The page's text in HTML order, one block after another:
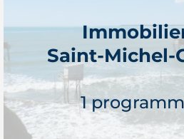
Saint-Michel-
1